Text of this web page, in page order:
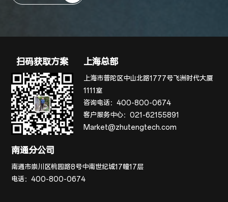
扫码获取方案 上海总部
上海市普陀区中山北路1777号飞洲时代大厦
1111室
咨询电话：400-800-0674
客户服务中心：021-62155891
Market@zhutengtech.com
南通分公司
南通市崇川区桃园路8号中南世纪城17幢17层
电话：400-800-0674